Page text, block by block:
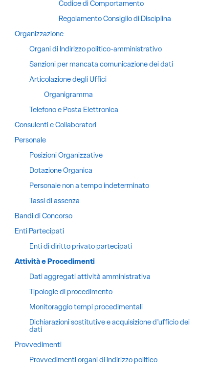
Codice di Comportamento
Regolamento Consiglio di Disciplina
Organizzazione
Organi di Indirizzo politico-amministrativo
Sanzioni per mancata comunicazione dei dati
Articolazione degli Uffici
Organigramma
Telefono e Posta Elettronica
Consulenti e Collaboratori
Personale
Posizioni Organizzative
Dotazione Organica
Personale non a tempo indeterminato
Tassi di assenza
Bandi di Concorso
Enti Partecipati
Enti di diritto privato partecipati
Attività e Procedimenti
Dati aggregati attività amministrativa
Tipologie di procedimento
Monitoraggio tempi procedimentali
Dichiarazioni sostitutive e acquisizione d’ufficio dei
dati
Provvedimenti
Provvedimenti organi di indirizzo politico